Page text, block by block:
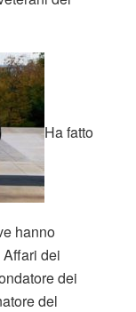
Ha fatto
hanno
dei
dei
del